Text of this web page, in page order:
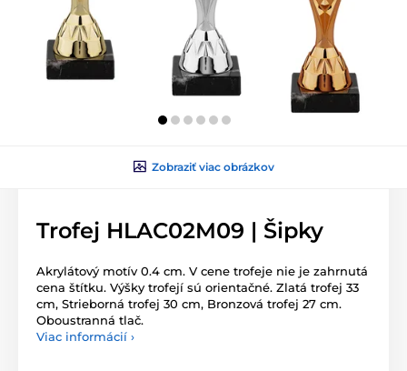
Zobraziť viac obrázkov
Trofej HLAC02M09 | Šipky
Akrylátový motív 0.4 cm. V cene trofeje nie je zahrnutá
cena štítku. Výšky trofejí sú orientačné. Zlatá trofej 33
cm, Strieborná trofej 30 cm, Bronzová trofej 27 cm.
Oboustranná tlač.
Viac informácií ›